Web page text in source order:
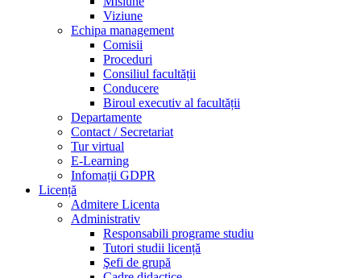
Viziune
Echipa management
Comisii
Proceduri
Consiliul facultății
Conducere
Biroul executiv al facultății
Departamente
Contact / Secretariat
Tur virtual
E-Learning
Infomații GDPR
Licență
Admitere Licenta
Administrativ
Responsabili programe studiu
Tutori studii licență
Şefi de grupă